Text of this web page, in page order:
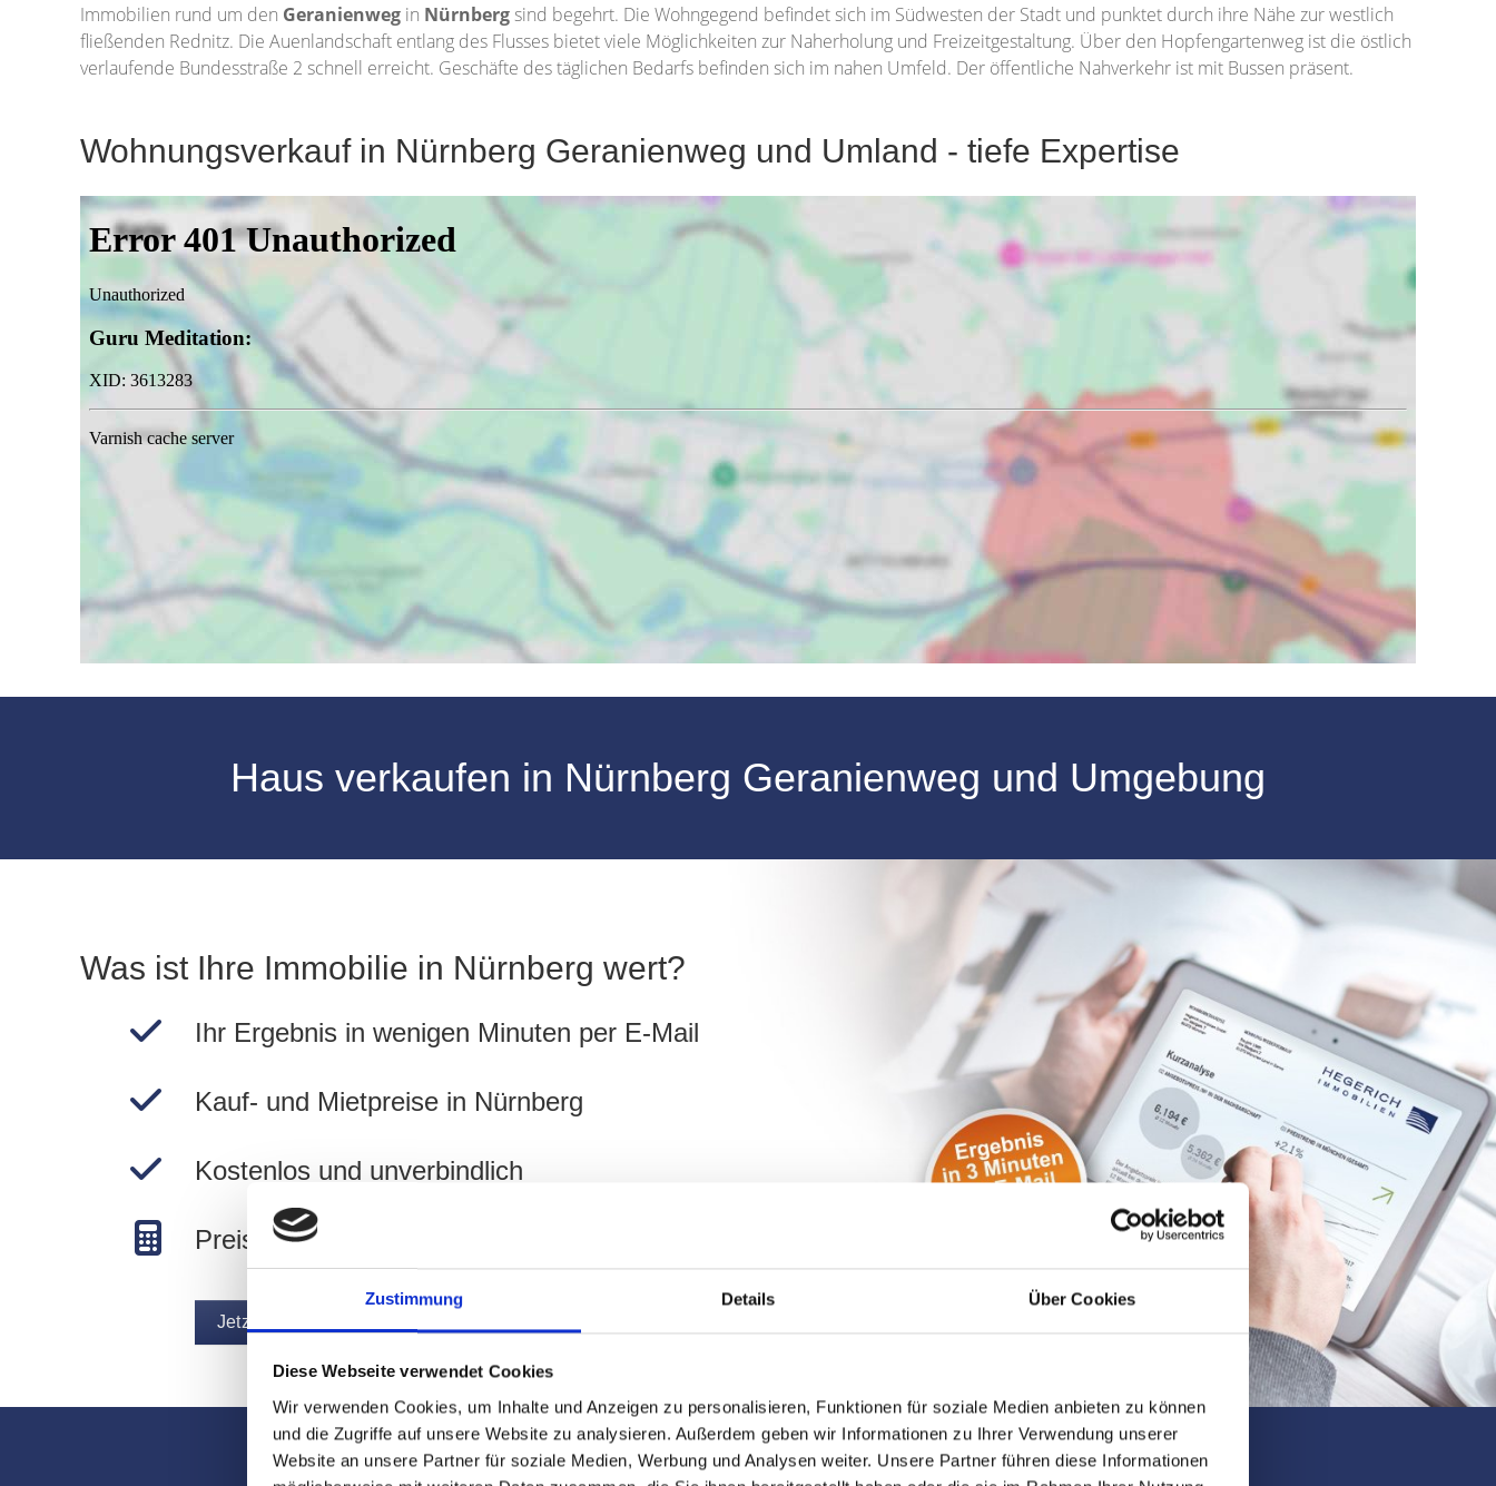
Zustimmung Details Über Cookies
Diese Webseite verwendet Cookies
Wir verwenden Cookies, um Inhalte und Anzeigen zu personalisieren, Funktionen für soziale Medien anbieten zu können
und die Zugriffe auf unsere Website zu analysieren. Außerdem geben wir Informationen zu Ihrer Verwendung unserer
Website an unsere Partner für soziale Medien, Werbung und Analysen weiter. Unsere Partner führen diese Informationen
Immobilien rund um den Geranienweg in Nürnbergsind begehrt. Die Wohngegend befindet sich im Südwesten der Stadt und punktet durch ihre Nähe zur westlich
fließenden Rednitz. Die Auenlandschaft entlang des Flusses bietet viele Möglichkeiten zur Naherholung und Freizeitgestaltung. Über den Hopfengartenweg ist die östlich
verlaufende Bundesstraße 2 schnell erreicht. Geschäfte des täglichen Bedarfs befinden sich im nahen Umfeld. Der öffentliche Nahverkehr ist mit Bussen präsent.
Wohnungsverkauf in Nürnberg Geranienweg und Umland - tiefe Expertise
Haus verkaufen in Nürnberg Geranienweg und Umgebung
Was ist Ihre Immobilie in Nürnberg wert?
Ihr Ergebnis in wenigen Minuten per E-Mail
Kauf- und Mietpreise in Nürnberg
Kostenlos und unverbindlich
Preise in Nürnberg berechnen!
Jetzt Immobilie bewerten